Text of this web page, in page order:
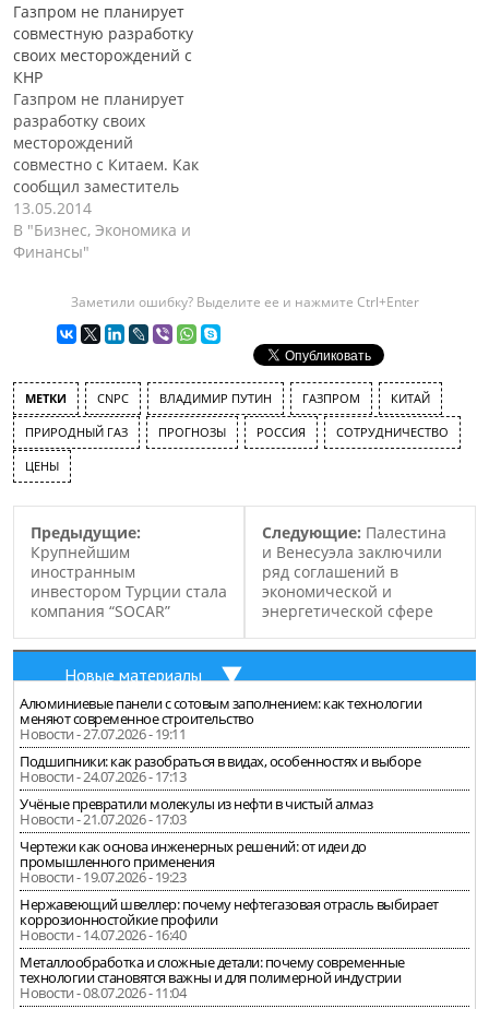
Газпром не планирует
совместную разработку
своих месторождений с
КНР
Газпром не планирует
разработку своих
месторождений
совместно с Китаем. Как
сообщил заместитель
председателя правления
Газпром Валерий
Маркелов, российская
совместных с Китаем
проектов, по освоению
принадлежащих
месторождений.
Известно, что 20 мая в
Китай прибудет
президент России
Владимир Путин, для
поставкам газа.
Планируется, что
стороны заключат…
13.05.2014
В "Бизнес, Экономика и
Финансы"
Заметили ошибку? Выделите ее и нажмите Ctrl+Enter
МЕТКИ CNPC ВЛАДИМИР ПУТИН ГАЗПРОМ КИТАЙ
ПРИРОДНЫЙ ГАЗ ПРОГНОЗЫ РОССИЯ СОТРУДНИЧЕСТВО
ЦЕНЫ
Предыдущие:
Крупнейшим
иностранным
инвестором Турции стала
компания “SOCAR”
Следующие: Палестина
и Венесуэла заключили
ряд соглашений в
экономической и
энергетической сфере
Новые материалы
Алюминиевые панели с сотовым заполнением: как технологии
меняют современное строительство
Новости - 27.07.2026 - 19:11
Подшипники: как разобраться в видах, особенностях и выборе
Новости - 24.07.2026 - 17:13
Учёные превратили молекулы из нефти в чистый алмаз
Новости - 21.07.2026 - 17:03
Чертежи как основа инженерных решений: от идеи до
промышленного применения
Новости - 19.07.2026 - 19:23
Нержавеющий швеллер: почему нефтегазовая отрасль выбирает
коррозионностойкие профили
Новости - 14.07.2026 - 16:40
Металлообработка и сложные детали: почему современные
технологии становятся важны и для полимерной индустрии
Новости - 08.07.2026 - 11:04